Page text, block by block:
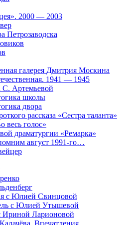
2000 — 2003
Петрозаводска
галерея Дмитрия Москина
1941 — 1945
С. Артемьевой
школы
двора
рассказа «Сестра таланта»
весь голос»
драматургии «Ремарка»
август 1991-го…
с Юлией Свинцовой
с Юлией Утышевой
Ириной Ларионовой